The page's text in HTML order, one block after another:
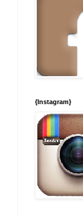
{Instagram}